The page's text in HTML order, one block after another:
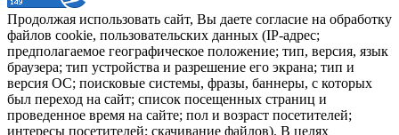
Продолжая использовать сайт, Вы даете согласие на обработку
файлов cookie, пользовательских данных (IP-адрес;
предполагаемое географическое положение; тип, версия, язык
браузера; тип устройства и разрешение его экрана; тип и
версия ОС; поисковые системы, фразы, баннеры, с которых
был переход на сайт; список посещенных страниц и
проведенное время на сайте; пол и возраст посетителей;
интересы посетителей; скачивание файлов). В целях